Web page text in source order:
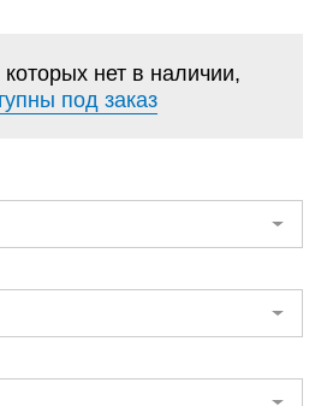
нет в наличии,
под заказ